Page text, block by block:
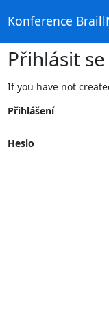
Konference
Přihlásit se
If you have not
Přihlášení
Heslo